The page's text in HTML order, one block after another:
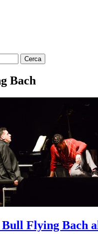
Bach
Flying Bach